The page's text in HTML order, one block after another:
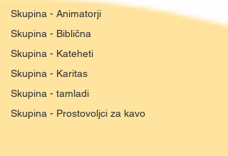
Skupina - Animatorji
Skupina - Biblična
Skupina - Kateheti
Skupina - Karitas
Skupina - tamladi
Skupina - Prostovoljci za kavo